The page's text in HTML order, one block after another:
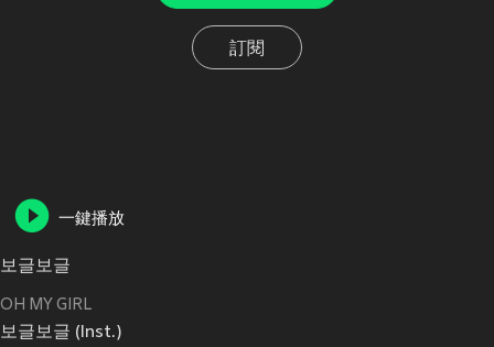
訂閱
一鍵播放
보글보글
OH MY GIRL
보글보글 (Inst.)